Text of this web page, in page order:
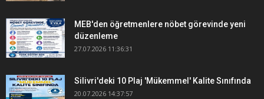
MEB'den öğretmenlere nöbet görevinde yeni
düzenleme
27.07.2026 11:36:31
Silivri'deki 10 Plaj 'Mükemmel' Kalite Sınıfında
20.07.2026 14:37:57